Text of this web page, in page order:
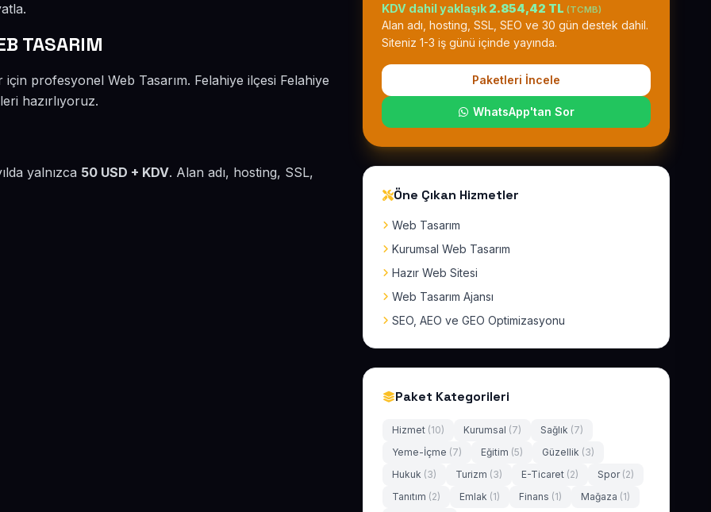
TASARIM
profesyonel Web Tasarım. Felahiye ilçesi Felahiye
hazırlıyoruz.
yalnızca 50 USD + KDV. Alan adı, hosting, SSL,
KDV dahil yaklaşık 2.854,42 TL (TCMB)
Alan adı, hosting, SSL, SEO ve 30 gün destek dahil.
Siteniz 1-3 iş günü içinde yayında.
Paketleri İncele
WhatsApp'tan Sor
Öne Çıkan Hizmetler
Web Tasarım
Kurumsal Web Tasarım
Hazır Web Sitesi
Web Tasarım Ajansı
SEO, AEO ve GEO Optimizasyonu
Paket Kategorileri
Hizmet (10) Kurumsal (7) Sağlık (7)
Yeme-İçme (7) Eğitim (5) Güzellik (3)
Hukuk (3) Turizm (3) E-Ticaret (2) Spor (2)
Tanıtım (2) Emlak (1) Finans (1) Mağaza (1)